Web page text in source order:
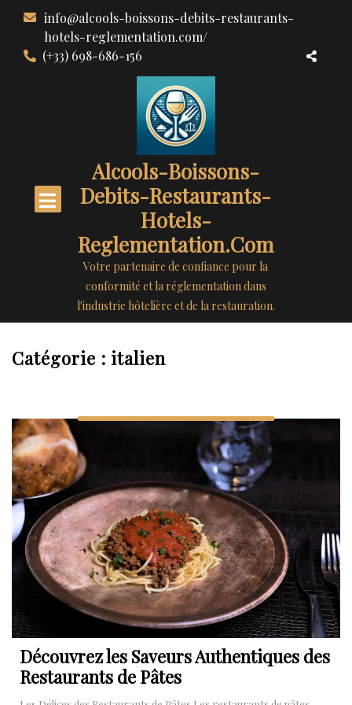
contenu
info@alcools-boissons-debits-restaurants-
hotels-reglementation.com/
(+33) 698-686-156
Alcools-Boissons-
Debits-Restaurants-
Hotels-
Reglementation.com
Votre partenaire de confiance pour la
conformité et la réglementation dans
l'industrie hôtelière et de la restauration.
Catégorie : italien
Découvrez les Saveurs Authentiques des
Restaurants de Pâtes